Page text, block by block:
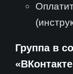
Группа в